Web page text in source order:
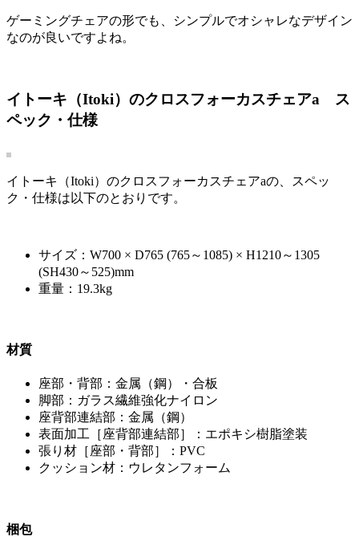
ゲーミングチェアの形でも、シンプルでオシャレなデザイン
なのが良いですよね。
イトーキ（Itoki）のクロスフォーカスチェアa ス
ペック・仕様
イトーキ（Itoki）のクロスフォーカスチェアaの、スペッ
ク・仕様は以下のとおりです。
サイズ：W700 × D765 (765～1085) × H1210～1305
(SH430～525)mm
重量：19.3kg
材質
座部・背部：金属（鋼）・合板
脚部：ガラス繊維強化ナイロン
座背部連結部：金属（鋼）
表面加工［座背部連結部］：エポキシ樹脂塗装
張り材［座部・背部］：PVC
クッション材：ウレタンフォーム
梱包